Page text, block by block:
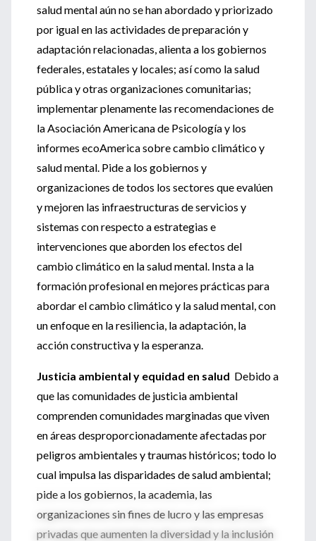
salud mental aún no se han abordado y priorizado
por igual en las actividades de preparación y
adaptación relacionadas, alienta a los gobiernos
federales, estatales y locales; así como la salud
pública y otras organizaciones comunitarias;
implementar plenamente las recomendaciones de
la Asociación Americana de Psicología y los
informes ecoAmerica sobre cambio climático y
salud mental. Pide a los gobiernos y
organizaciones de todos los sectores que evalúen
y mejoren las infraestructuras de servicios y
sistemas con respecto a estrategias e
intervenciones que aborden los efectos del
cambio climático en la salud mental. Insta a la
formación profesional en mejores prácticas para
abordar el cambio climático y la salud mental, con
un enfoque en la resiliencia, la adaptación, la
acción constructiva y la esperanza.
Justicia ambiental y equidad en salud Debido a
que las comunidades de justicia ambiental
comprenden comunidades marginadas que viven
en áreas desproporcionadamente afectadas por
peligros ambientales y traumas históricos; todo lo
cual impulsa las disparidades de salud ambiental;
pide a los gobiernos, la academia, las
organizaciones sin fines de lucro y las empresas
privadas que aumenten la diversidad y la inclusión